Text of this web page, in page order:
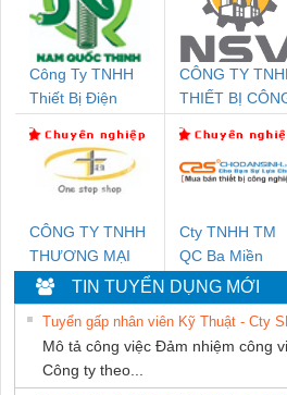
Công Ty TNHH
Thiết Bị Điện
CÔNG TY
THIẾT BỊ
SETSUBI VIỆT
NAM
CÔNG TY TNHH
THƯƠNG MẠI
THIÊN ÂN VIỆT
NAM
Cty TNHH TM
QC Ba Miền
TIN TUYỂN DỤNG MỚI
Tuyển gấp nhân viên Kỹ Thuật - Cty
Mô tả công việc Đảm nhiệm công
Công ty theo...